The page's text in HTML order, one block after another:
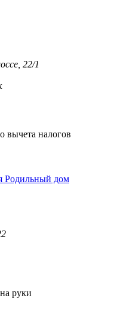
22/1
вычета налогов
Родильный дом
на руки